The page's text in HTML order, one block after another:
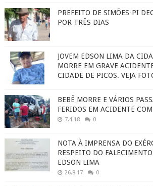
PREFEITO DE SIMÕES-PI
POR TRÊS DIAS
JOVEM EDSON LIMA DA
MORRE EM GRAVE
CIDADE DE PICOS. VEJA
BEBÊ MORRE E VÁRIOS
FERIDOS EM ACIDENTE
7.4.18 0
NOTA À IMPRENSA DO
RESPEITO DO
EDSON LIMA
26.8.17 0